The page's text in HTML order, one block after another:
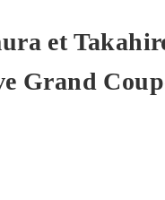
et
Grand